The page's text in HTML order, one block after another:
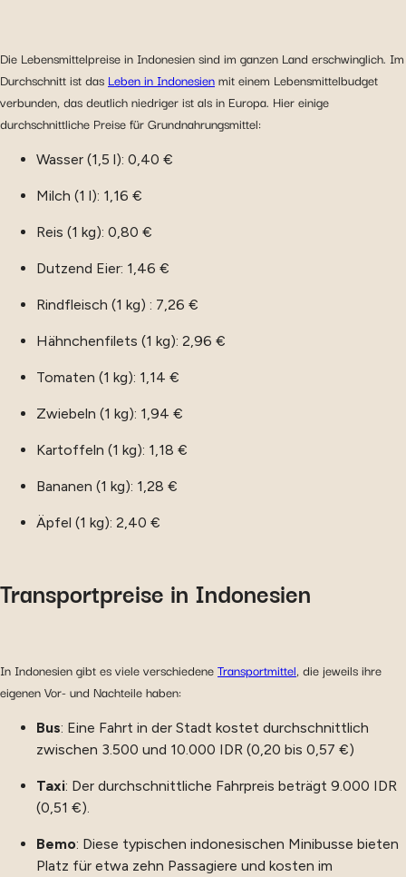
Die Lebensmittelpreise in Indonesien sind im ganzen Land erschwinglich. Im
Durchschnitt ist das Leben in Indonesienmit einem Lebensmittelbudget
verbunden, das deutlich niedriger ist als in Europa. Hier einige
durchschnittliche Preise für Grundnahrungsmittel:
Wasser (1,5 l): 0,40 €
Milch (1 l): 1,16 €
Reis (1 kg): 0,80 €
Dutzend Eier: 1,46 €
Rindfleisch (1 kg) : 7,26 €
Hähnchenfilets (1 kg): 2,96 €
Tomaten (1 kg): 1,14 €
Zwiebeln (1 kg): 1,94 €
Kartoffeln (1 kg): 1,18 €
Bananen (1 kg): 1,28 €
Äpfel (1 kg): 2,40 €
Transportpreise in Indonesien
In Indonesien gibt es viele verschiedeneTransportmittel, die jeweils ihre
eigenen Vor- und Nachteile haben:
Bus: Eine Fahrt in der Stadt kostet durchschnittlich
zwischen 3.500 und 10.000 IDR (0,20 bis 0,57 €)
Taxi: Der durchschnittliche Fahrpreis beträgt 9.000 IDR
(0,51 €).
Bemo: Diese typischen indonesischen Minibusse bieten
Platz für etwa zehn Passagiere und kosten im